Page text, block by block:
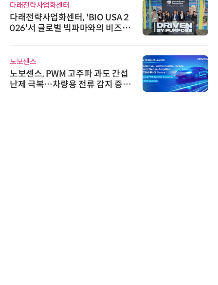
다래전략사업화센터
다래전략사업화센터, 'BIO USA 2
026'서 글로벌 빅파마와의 비즈니
노보센스
노보센스, PWM 고주파 과도 간섭
난제 극복…차량용 전류 감지 증폭